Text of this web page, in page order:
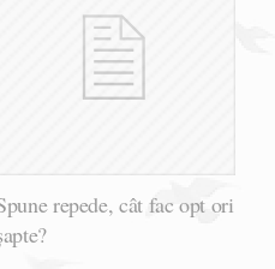
repede, cât fac opt ori